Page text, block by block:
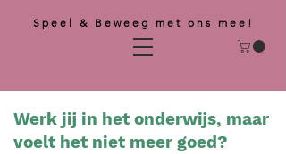
Speel & Beweeg met ons mee!
Werk jij in het onderwijs, maar
voelt het niet meer goed?